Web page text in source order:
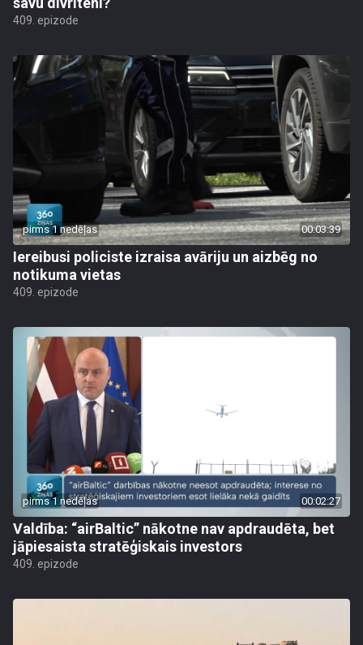
409. epizode
pirms 1 nedēļas 00:03:39
Iereibusi policiste izraisa avāriju un aizbēg no
notikuma vietas
409. epizode
pirms 1 nedēļas 00:02:27
Valdība: “airBaltic” nākotne nav apdraudēta, bet
jāpiesaista stratēģiskais investors
409. epizode